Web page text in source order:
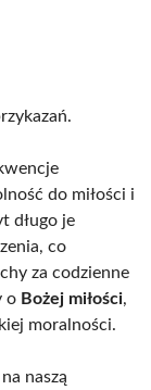
do miłości i
długo je
co
za codzienne
o Bożej miłości,
moralności.
naszą